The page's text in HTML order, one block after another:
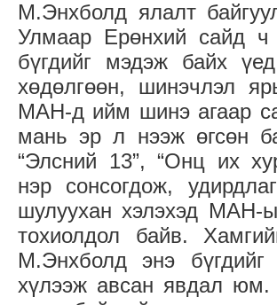
М.Энхболд ялалт
Улмаар Ерөнхий сайд
бүгдийг мэдэж байх
хөдөлгөөн, шинэчлэл
МАН-д ийм шинэ агаар
мань эр л нээж өгсөн
“Элсний 13”, “Онц их
нэр сонсогдож,
шулуухан хэлэхэд МАН-
тохиолдол байв.
М.Энхболд энэ
хүлээж авсан явдал юм.